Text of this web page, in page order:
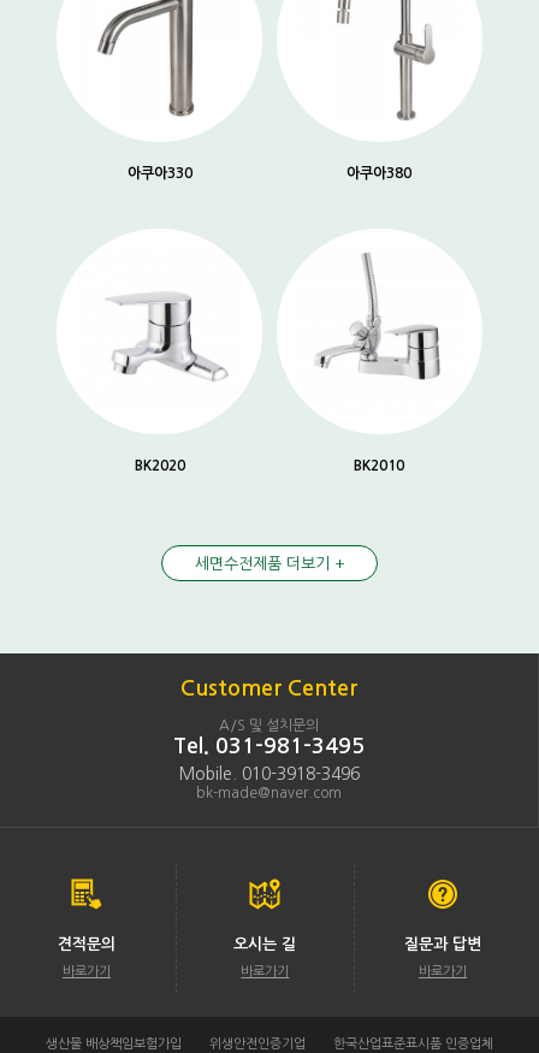
아쿠아330 아쿠아380
BK2020 BK2010
세면수전제품 더보기 +
Customer Center
A/S 및 설치문의
Tel. 031-981-3495
Mobile. 010-3918-3496
bk-made@naver.com
견적문의
바로가기
오시는 길
바로가기
질문과 답변
바로가기
생산물 배상책임보험가입 위생안전인증기업 한국산업표준표시품 인증업체